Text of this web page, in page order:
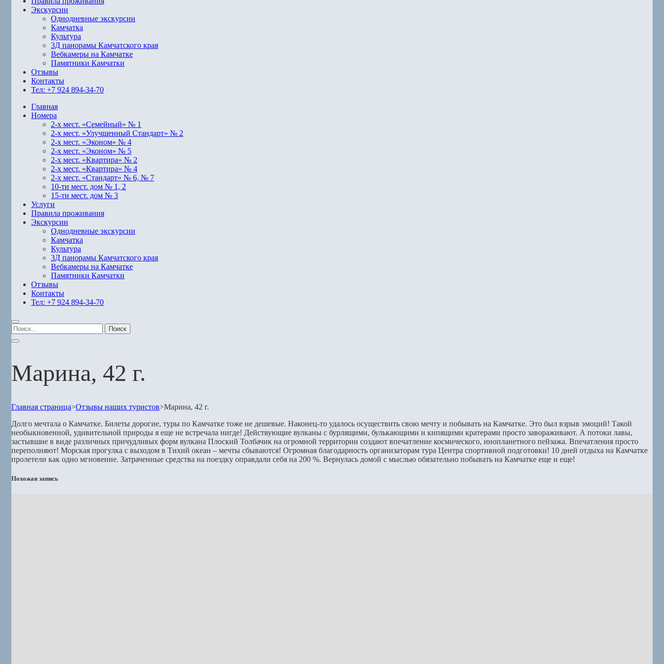
Экскурсии
Однодневные экскурсии
Камчатка
Культура
3Д панорамы Камчатского края
Вебкамеры на Камчатке
Памятники Камчатки
Отзывы
Контакты
Тел: +7 924 894-34-70
Главная
Номера
2-х мест. «Семейный» № 1
2-х мест. «Улучшенный Стандарт» № 2
2-х мест. «Эконом» № 4
2-х мест. «Эконом» № 5
2-х мест. «Квартира» № 2
2-х мест. «Квартира» № 4
2-х мест. «Стандарт» № 6, № 7
10-ти мест. дом № 1, 2
15-ти мест. дом № 3
Услуги
Правила проживания
Экскурсии
Однодневные экскурсии
Камчатка
Культура
3Д панорамы Камчатского края
Вебкамеры на Камчатке
Памятники Камчатки
Отзывы
Контакты
Тел: +7 924 894-34-70
Найти:
Марина, 42 г.
Главная страница>Отзывы наших туристов>Марина, 42 г.
Долго мечтала о Камчатке. Билеты дорогие, туры по Камчатке тоже не дешевые. Наконец-то удалось осуществить свою мечту и побывать на Камчатке. Это был взрыв эмоций! Такой
необыкновенной, удивительной природы я еще не встречала нигде! Действующие вулканы с бурлящими, булькающими и кипящими кратерами просто завораживают. А потоки лавы,
застывшие в виде различных причудливых форм вулкана Плоский Толбачик на огромной территории создают впечатление космического, инопланетного пейзажа. Впечатления просто
переполняют! Морская прогулка с выходом в Тихий океан – мечты сбываются! Огромная благодарность организаторам тура Центра спортивной подготовки! 10 дней отдыха на Камчатке
пролетели как одно мгновение. Затраченные средства на поездку оправдали себя на 200 %. Вернулась домой с мыслью обязательно побывать на Камчатке еще и еще!
Похожая запись